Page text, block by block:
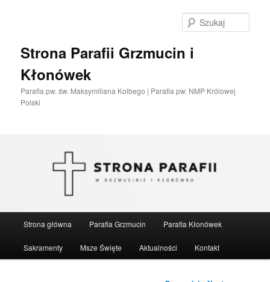
Strona Parafii Grzmucin i
Kłonówek
Parafia pw. św. Maksymiliana Kolbego | Parafia pw. NMP Królowej
Polski
Strona główna Parafia Grzmucin Parafia Kłonówek
Sakramenty Msze Święte Aktualności Kontakt